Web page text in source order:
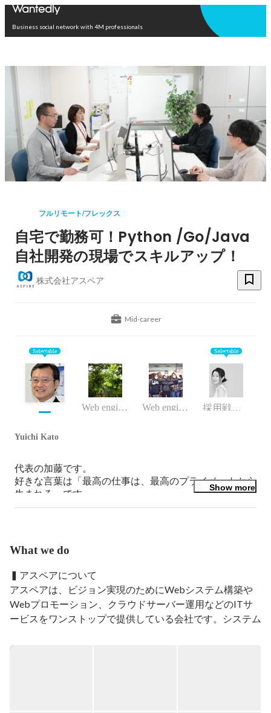
Business social network with 4M professionals
フルリモート/フレックス
自宅で勤務可！Python /Go/Java
自社開発の現場でスキルアップ！
株式会社アスペア
Mid-career
Selectable
Web engineer Web engineer
Selectable
採用戦略部
Yuichi Kato
代表の加藤です。
好きな言葉は「最高の仕事は、最高のプライベートから
生まれる」です。
飲食からIT業界のエンジニアに転職し、かつては朝も晩
エンジニアが70歳まで、楽しく現役で働けるIT企業を本
カジュアル面談には私も積極的に参加いたします。
Show more
What we do
▍アスペアについて
アスペアは、ビジョン実現のためにWebシステム構築や
Webプロモーション、クラウドサーバー運用などのITサ
ービスをワンストップで提供している会社です。システム
ら運用試験まで一貫してサポートし、納品後もアプリケー